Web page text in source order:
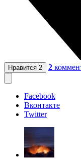
Нравится 2 2
Facebook
Вконтакте
Twitter